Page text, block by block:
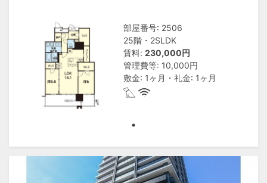
部屋番号: 2506
25階・2SLDK
賃料: 230,000円
管理費等: 10,000円
敷金: 1ヶ月・礼金: 1ヶ月